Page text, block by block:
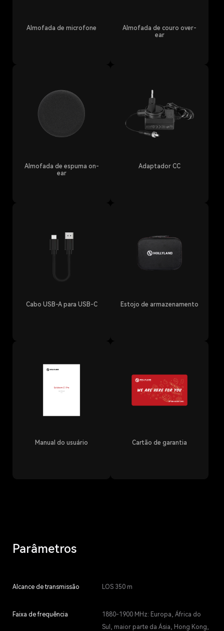
Almofada de microfone
Almofada de couro over-
ear
Almofada de espuma on-
ear
Adaptador CC
Cabo USB-A para USB-C Estojo de armazenamento
Manual do usuário Cartão de garantia
Parâmetros
Alcance de transmissão LOS 350 m
Faixa de frequência
1880-1900 MHz: Europa, África do
Sul, maior parte da Ásia, Hong Kong,